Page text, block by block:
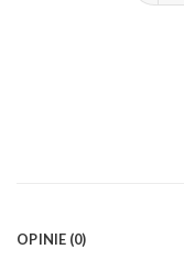
OPINIE (0)